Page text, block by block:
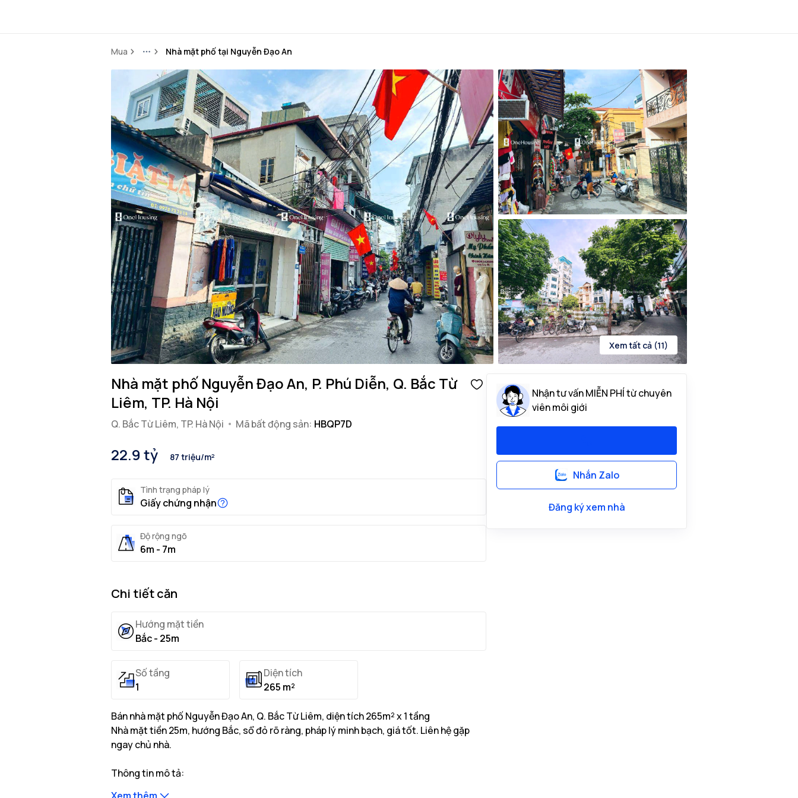
Mua MoreNhà mặt phố tại Nguyễn Đạo An
Xem tất cả (11)
Nhà mặt phố Nguyễn Đạo An, P. Phú Diễn, Q. Bắc Từ
Liêm, TP. Hà Nội
Q. Bắc Từ Liêm, TP. Hà Nội Mã bất động sản: HBQP7D
22.9 tỷ 87 triệu/m²
Tình trạng pháp lý
Giấy chứng nhận
Độ rộng ngõ
6m - 7m
Chi tiết căn
Hướng mặt tiền
Bắc - 25m
Số tầng
1
Diện tích
265 m²
Bán nhà mặt phố Nguyễn Đạo An, Q. Bắc Từ Liêm, diện tích 265m² x 1 tầng
Nhà mặt tiền 25m, hướng Bắc, sổ đỏ rõ ràng, pháp lý minh bạch, giá tốt. Liên hệ gặp
ngay chủ nhà.
Thông tin mô tả:
Nhận tư vấn MIỄN PHÍ từ chuyên
viên môi giới
Nhắn Zalo
Đăng ký xem nhà